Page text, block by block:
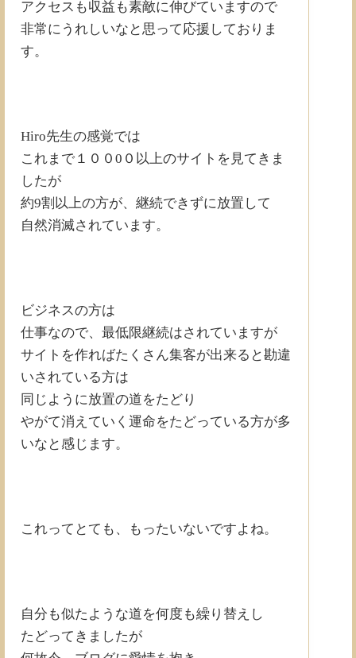
アクセスも収益も素敵に伸びていますので
非常にうれしいなと思って応援しておりま
す。
Hiro先生の感覚では
これまで１００0０以上のサイトを見てきま
したが
約9割以上の方が、継続できずに放置して
自然消滅されています。
ビジネスの方は
仕事なので、最低限継続はされていますが
サイトを作ればたくさん集客が出来ると勘違
いされている方は
同じように放置の道をたどり
やがて消えていく運命をたどっている方が多
いなと感じます。
これってとても、もったいないですよね。
自分も似たような道を何度も繰り替えし
たどってきましたが